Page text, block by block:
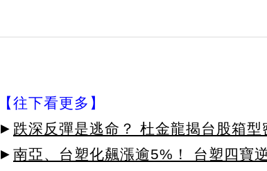
【往下看更多】
► 跌深反彈是逃命？ 杜金龍揭台股箱
► 南亞、台塑化飆漲逾5%！ 台塑四寶